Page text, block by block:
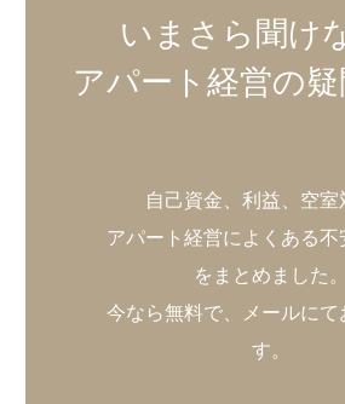
いまさら聞け
アパート経営の
自己資金、利益、空
アパート経営によくある不
をまとめました。
今なら無料で、メールにて
す。